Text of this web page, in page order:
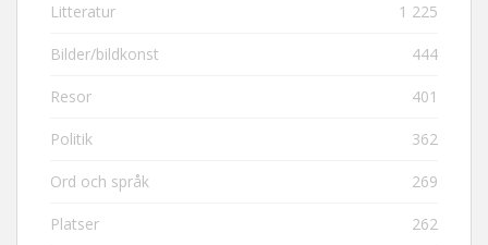
Litteratur 1 225
Bilder/bildkonst 444
Resor 401
Politik 362
Ord och språk 269
Platser 262